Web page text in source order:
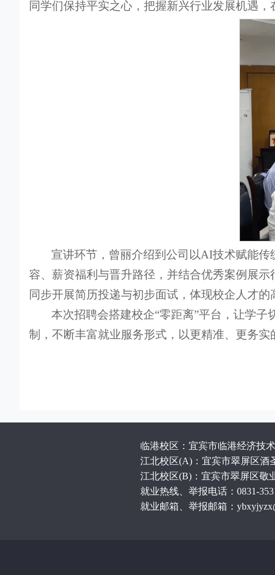
同学们保持平实之心，把握新兴行业发展机遇，
宣讲环节，曾丽介绍到公司以AI技术赋能
容、薪资福利与晋升路径，并结合优秀案例展
同步开展简历投递与初步面试，体现校企人才的
本次招聘会搭建校企“零距离”平台，让学
制，不断丰富就业服务形式，以更精准、更务
临港校区：宜宾市临港经济技
江北校区(A)：宜宾市翠屏区酒
江北校区(B)：宜宾市翠屏区敬
就业热线、举报电话：0831-
就业邮箱、举报邮箱：